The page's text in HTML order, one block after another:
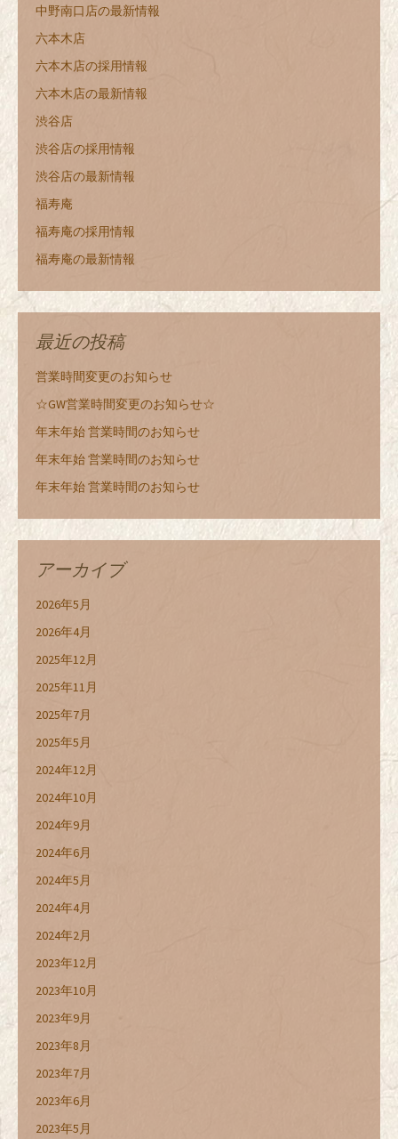
中野南口店の最新情報
六本木店
六本木店の採用情報
六本木店の最新情報
渋谷店
渋谷店の採用情報
渋谷店の最新情報
福寿庵
福寿庵の採用情報
福寿庵の最新情報
最近の投稿
営業時間変更のお知らせ
☆GW営業時間変更のお知らせ☆
年末年始 営業時間のお知らせ
年末年始 営業時間のお知らせ
年末年始 営業時間のお知らせ
アーカイブ
2026年5月
2026年4月
2025年12月
2025年11月
2025年7月
2025年5月
2024年12月
2024年10月
2024年9月
2024年6月
2024年5月
2024年4月
2024年2月
2023年12月
2023年10月
2023年9月
2023年8月
2023年7月
2023年6月
2023年5月